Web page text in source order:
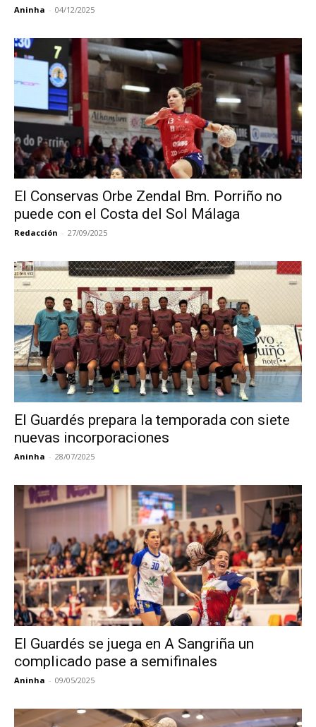
Aninha - 04/12/2025
El Conservas Orbe Zendal Bm. Porriño no
puede con el Costa del Sol Málaga
Redacción - 27/09/2025
El Guardés prepara la temporada con siete
nuevas incorporaciones
Aninha - 28/07/2025
El Guardés se juega en A Sangriña un
complicado pase a semifinales
Aninha - 09/05/2025